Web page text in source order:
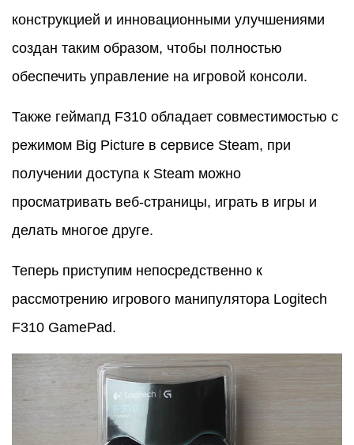
конструкцией и инновационными улучшениями
создан таким образом, чтобы полностью
обеспечить управление на игровой консоли.
Также геймапд F310 обладает совместимостью с
режимом Big Picture в сервисе Steam, при
получении доступа к Steam можно
просматривать веб-страницы, играть в игры и
делать многое друге.
Теперь приступим непосредственно к
рассмотрению игрового манипулятора Logitech
F310 GamePad.